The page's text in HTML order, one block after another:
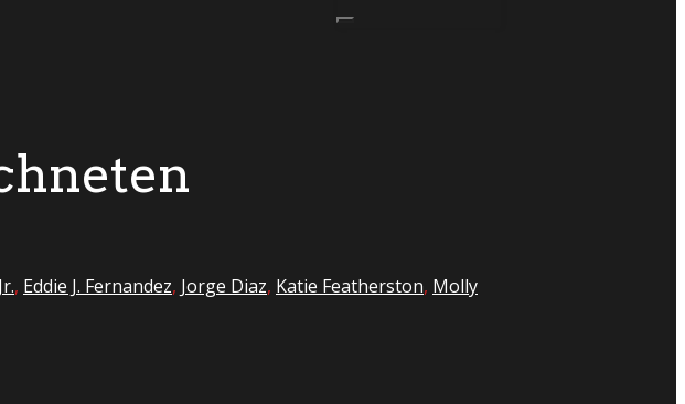
, Eddie J. Fernandez, Jorge Diaz, Katie Featherston, Molly